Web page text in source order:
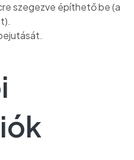
szegezve építhető be (a